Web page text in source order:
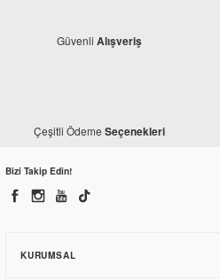
Güvenli Alışveriş
Çeşitli Ödeme Seçenekleri
Bizi Takip Edin!
KURUMSAL